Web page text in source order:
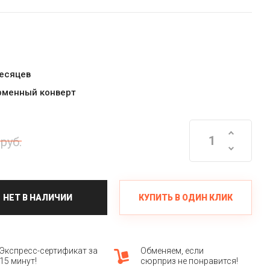
конверт
руб.
НЕТ В НАЛИЧИИ КУПИТЬ В ОДИН КЛИК
Экспресс-сертификат за
15 минут!
Обменяем, если
сюрприз не понравится!